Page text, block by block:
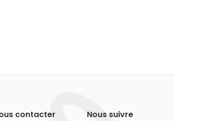
contacter Nous suivre